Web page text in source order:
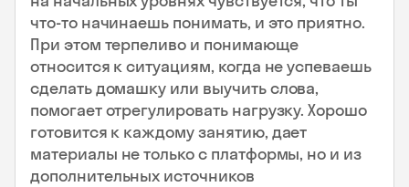
что-то начинаешь понимать, и это приятно.
При этом терпеливо и понимающе
относится к ситуациям, когда не успеваешь
сделать домашку или выучить слова,
помогает отрегулировать нагрузку. Хорошо
готовится к каждому занятию, дает
материалы не только с платформы, но и из
дополнительных источников